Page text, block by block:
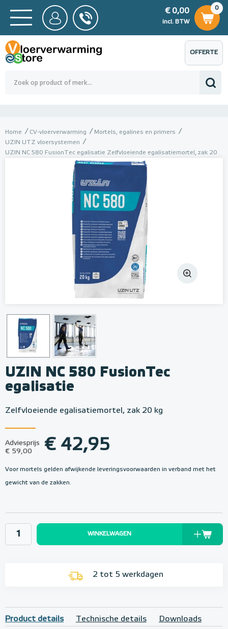
BTW
0,00
0
€ 0,00
incl. BTW
€ 0,00
OFFERTE
AANVRAGEN
Home CV-vloerverwarming
Mortels, egalines en primers
UZIN UTZ vloersystemen
UZIN NC 580 FusionTec egalisatie Zelfvloeiende egalisatiemortel, zak 20
UZIN NC 580 FusionTec
egalisatie
Zelfvloeiende egalisatiemortel, zak 20 kg
Adviesprijs
€ 59,00
€ 42,95
Voor mortels gelden afwijkende leveringsvoorwaarden in verband met het
gewicht van de zakken.
WINKELWAGEN
2 tot 5 werkdagen
Product details Technische details Downloads